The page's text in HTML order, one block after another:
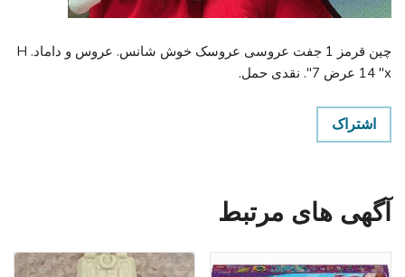
چین قرمز 1 جفت عروسی عروسک خوش شانس. عروس و داماد. H
14 "x عرض 7". نقدی حمل.
اشتراک
آگهی های مرتبط